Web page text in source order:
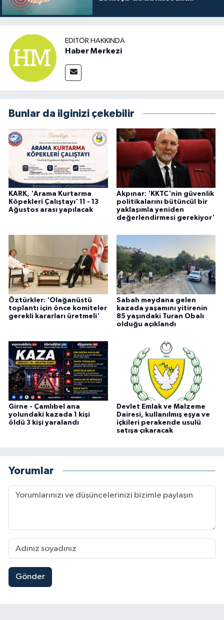
EDITÖR HAKKINDA
Haber Merkezi
Bunlar da ilginizi çekebilir
KARK, 'Arama Kurtarma
Köpekleri Çalıştayı' 11 - 13
Ağustos arası yapılacak
Akpınar: 'KKTC'nin güvenlik
politikalarını bütüncül bir
yaklaşımla yeniden
değerlendirmesi gerekiyor'
Öztürkler: 'Olağanüstü
toplantı için önce komiteler
gerekli kararları üretmeli'
Sabah meydana gelen
kazada yaşamını yitirenin
85 yaşındaki Turan Obalı
olduğu açıklandı
Girne - Çamlıbel ana
yolundaki kazada 1 kişi
öldü 3 kişi yaralandı
Devlet Emlak ve Malzeme
Dairesi, kullanılmış eşya ve
içkileri perakende usulü
satışa çıkaracak
Yorumlar
Gönder